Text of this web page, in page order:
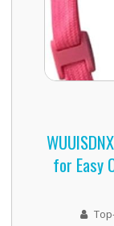
for Easy